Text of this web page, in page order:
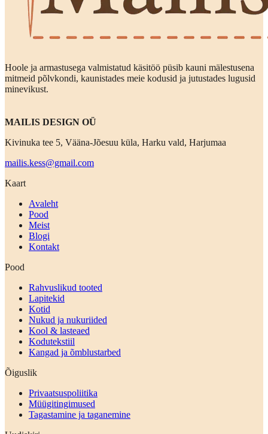
Hoole ja armastusega valmistatud käsitöö püsib kauni mälestusena
mitmeid põlvkondi, kaunistades meie kodusid ja jutustades lugusid
minevikust.
MAILIS DESIGN OÜ
Kivinuka tee 5, Vääna-Jõesuu küla, Harku vald, Harjumaa
mailis.kess@gmail.com
Kaart
Avaleht
Pood
Meist
Blogi
Kontakt
Pood
Rahvuslikud tooted
Lapitekid
Kotid
Nukud ja nukuriided
Kool & lasteaed
Kodutekstiil
Kangad ja õmblustarbed
Õiguslik
Privaatsuspoliitika
Müügitingimused
Tagastamine ja taganemine